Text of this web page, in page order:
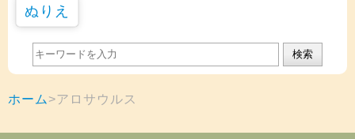
ぬりえ
検索
ホーム アロサウルス